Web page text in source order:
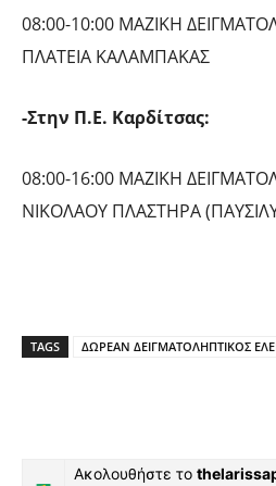
08:00-10:00 ΜΑΖΙΚΗ
ΠΛΑΤΕΙΑ ΚΑΛΑΜΠΑΚΑΣ
-Στην Π.Ε. Καρδίτσας:
08:00-16:00 ΜΑΖΙΚΗ
ΝΙΚΟΛΑΟΥ ΠΛΑΣΤΗΡΑ
TAGS ΔΩΡΕΑΝ ΔΕΙΓΜΑΤΟΛΗΠΤΙΚΟΣ
Ακολουθήστε το